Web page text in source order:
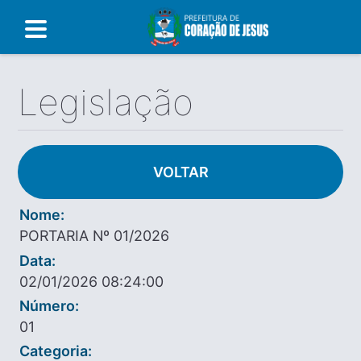
Legislação
VOLTAR
Nome:
PORTARIA Nº 01/2026
Data:
02/01/2026 08:24:00
Número:
01
Categoria: